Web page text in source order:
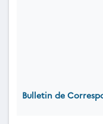
Bulletin de